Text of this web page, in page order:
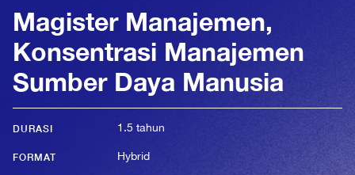
Magister Manajemen,
Konsentrasi Manajemen
Sumber Daya Manusia
DURASI 1.5 tahun
FORMAT Hybrid